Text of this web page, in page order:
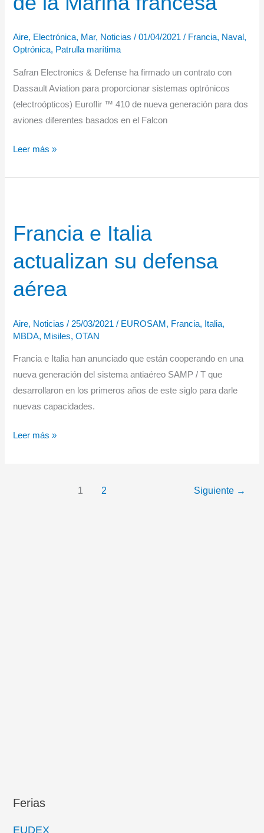
Aire, Electrónica, Mar, Noticias /01/04/2021/ Francia, Naval,
Optrónica, Patrulla marítima
Safran Electronics & Defense ha firmado un contrato con
Dassault Aviation para proporcionar sistemas optrónicos
(electroópticos) Euroflir ™ 410 de nueva generación para dos
aviones diferentes basados ​​en el Falcon
EuroflirTM
de
los
de
marítima
Triton
y
Albatros
de
la
Marina
Leer más »
Francia e Italia
actualizan su defensa
aérea
Aire, Noticias / 25/03/2021/ EUROSAM , Francia, Italia,
MBDA, Misiles,OTAN
Francia e Italia han anunciado que están cooperando en una
nueva generación del sistema antiaéreo SAMP / T que
desarrollaron en los primeros años de este siglo para darle
nuevas capacidades.
Francia
Leer más »
1 2 Siguiente →
Ferias
EUDEX